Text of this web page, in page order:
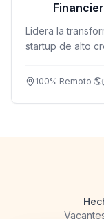
Lidera la
startup de alto
Ingeniería y
100% Remoto 🌎